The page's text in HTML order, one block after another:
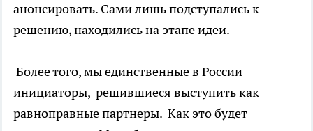
анонсировать. Сами лишь подступались к
решению, находились на этапе идеи.
Более того, мы единственные в России
инициаторы, решившиеся выступить как
равноправные партнеры. Как это будет